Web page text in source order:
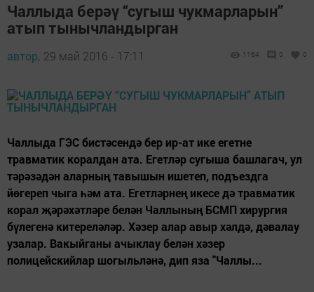
Чаллыда берәү “сугыш чукмарларын”
атып тынычландырган
автор, 29 май 2016 - 17:11 1164 0 0
Чаллыда ГЭС бистәсендә бер ир-ат ике егетне
травматик коралдан ата. Егетләр сугыша башлагач, ул
тәрәзәдән аларның тавышын ишетеп, подъездга
йөгереп чыга һәм ата. Егетләрнең икесе дә травматик
корал җәрәхәтләре белән Чаллының БСМП хирургия
бүлегенә китереләләр. Хәзер алар авыр хәлдә, дәвалау
узалар. Вакыйганы ачыклау белән хәзер
полицейскийлар шогыльләнә, дип яза "Чаллы...